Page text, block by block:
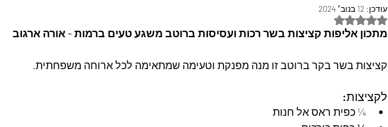
עודכן: 12 בנוב׳ 2024
דירוג של NaN מתוך 5 כוכבים
מתכון אליפות קציצות בשר רכות ועסיסות ברוטב משגע טעים ברמות - אורה ארגוב
קציצות בשר בקר ברוטב זו מנה מפנקת וטעימה שמתאימה לכל ארוחה משפחתית.
לקציצות:
¼ כפית ראס אל חנות